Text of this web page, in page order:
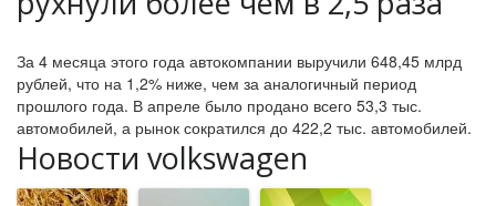
За 4 месяца этого года автокомпании выручили 648,45 млрд
рублей, что на 1,2% ниже, чем за аналогичный период
прошлого года. В апреле было продано всего 53,3 тыс.
автомобилей, а рынок сократился до 422,2 тыс. автомобилей.
Новости volkswagen